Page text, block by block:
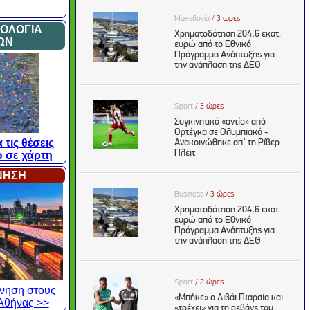
θέσεις
χάρτη
στους
>>